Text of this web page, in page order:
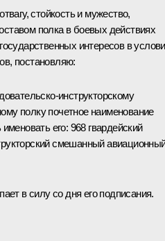
стойкость и мужество,
полка в боевых действиях
интересов в
постановляю:
инструкторскому
полку почетное наименование
его: 968 гвардейский
смешанный
в силу со дня его подписания.